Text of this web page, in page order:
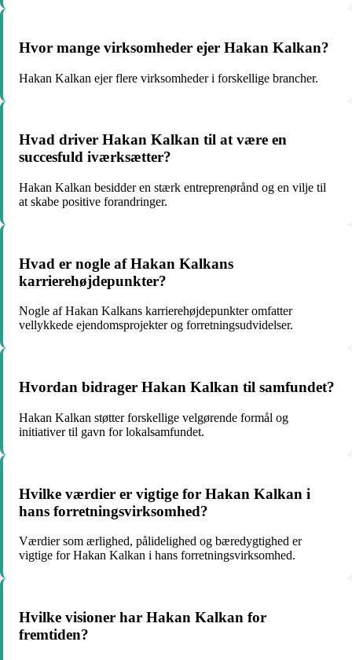
Hvor mange virksomheder ejer Hakan Kalkan?
Hakan Kalkan ejer flere virksomheder i forskellige brancher.
Hvad driver Hakan Kalkan til at være en
succesfuld iværksætter?
Hakan Kalkan besidder en stærk entreprenørånd og en vilje til
at skabe positive forandringer.
Hvad er nogle af Hakan Kalkans
karrierehøjdepunkter?
Nogle af Hakan Kalkans karrierehøjdepunkter omfatter
vellykkede ejendomsprojekter og forretningsudvidelser.
Hvordan bidrager Hakan Kalkan til samfundet?
Hakan Kalkan støtter forskellige velgørende formål og
initiativer til gavn for lokalsamfundet.
Hvilke værdier er vigtige for Hakan Kalkan i
hans forretningsvirksomhed?
Værdier som ærlighed, pålidelighed og bæredygtighed er
vigtige for Hakan Kalkan i hans forretningsvirksomhed.
Hvilke visioner har Hakan Kalkan for
fremtiden?